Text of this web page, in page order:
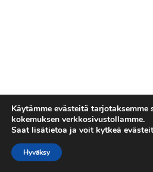
Käytämme evästeitä tarjotaksemme
kokemuksen verkkosivustollamme.
Saat lisätietoa ja voit kytkeä
Hyväksy